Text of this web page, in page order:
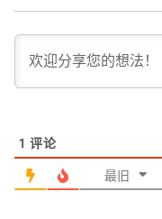
1 评论
最旧